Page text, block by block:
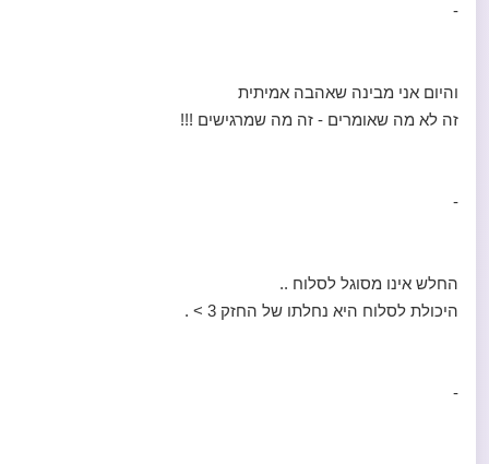
-
והיום אני מבינה שאהבה אמיתית
זה לא מה שאומרים - זה מה שמרגישים !!!
-
החלש אינו מסוגל לסלוח ..
היכולת לסלוח היא נחלתו של החזק 3 > .
-